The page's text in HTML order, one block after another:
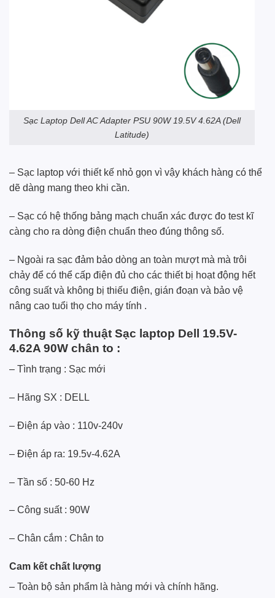
Sạc Laptop Dell AC Adapter PSU 90W 19.5V 4.62A (Dell
Latitude)
– Sạc laptop với thiết kế nhỏ gọn vì vậy khách hàng có thể
dẽ dàng mang theo khi cần.
– Sạc có hệ thống bảng mạch chuẩn xác được đo test kĩ
càng cho ra dòng điện chuẩn theo đúng thông số.
– Ngoài ra sạc đảm bảo dòng an toàn mượt mà mà trôi
chảy để có thể cấp điện đủ cho các thiết bị hoạt động hết
công suất và không bị thiếu điện, gián đoạn và bảo vệ
nâng cao tuổi thọ cho máy tính .
Thông số kỹ thuật Sạc laptop Dell 19.5V-
4.62A 90W chân to :
– Tình trạng : Sạc mới
– Hãng SX : DELL
– Điện áp vào : 110v-240v
– Điện áp ra: 19.5v-4.62A
– Tần số : 50-60 Hz
– Công suất : 90W
– Chân cắm : Chân to
Cam kết chất lượng
– Toàn bộ sản phẩm là hàng mới và chính hãng.